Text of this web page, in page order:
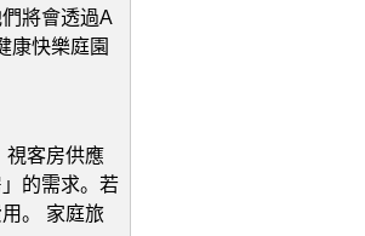
將會透過A
康快樂庭園
視客房供應
的需求。若
。 家庭旅